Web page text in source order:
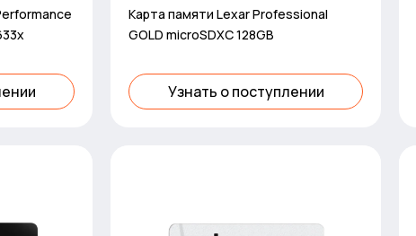
Карта памяти Lexar Professional
GOLD microSDXC 128GB
Узнать о поступлении